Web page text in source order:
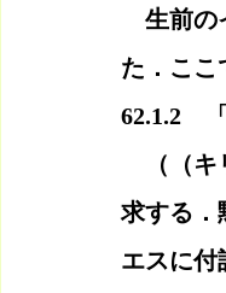
生前の
た．ここ
62.1.2　
（（キ
求する．
エスに付